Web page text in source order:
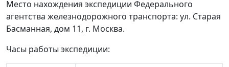
Место нахождения экспедиции Федерального
агентства железнодорожного транспорта: ул. Старая
Басманная, дом 11, г. Москва.
Часы работы экспедиции: